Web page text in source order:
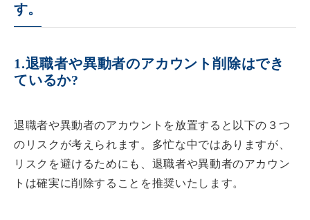
す。
1.退職者や異動者のアカウント削除はでき
ているか?
退職者や異動者のアカウントを放置すると以下の３つ
のリスクが考えられます。多忙な中ではありますが、
リスクを避けるためにも、退職者や異動者のアカウン
トは確実に削除することを推奨いたします。